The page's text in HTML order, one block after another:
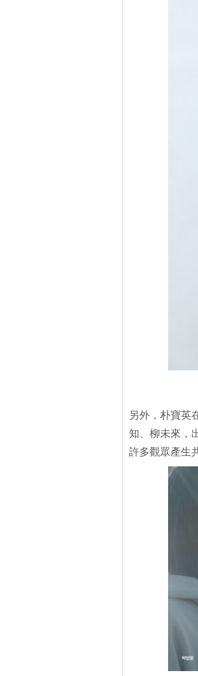
另外，朴寶英
知、柳未來，
許多觀眾產生